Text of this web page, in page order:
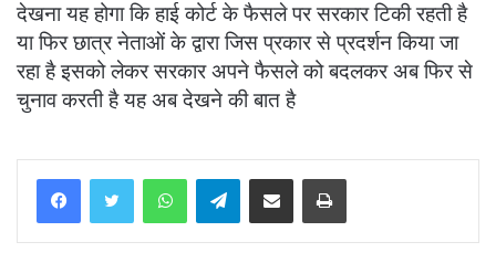
देखना यह होगा कि हाई कोर्ट के फैसले पर सरकार टिकी रहती है
या फिर छात्र नेताओं के द्वारा जिस प्रकार से प्रदर्शन किया जा
रहा है इसको लेकर सरकार अपने फैसले को बदलकर अब फिर से
चुनाव करती है यह अब देखने की बात है
WhatsAppTelegramShare via Email Print